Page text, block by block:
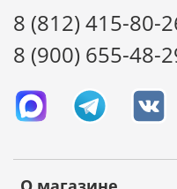
8 (812) 415-80-
8 (900) 655-48-